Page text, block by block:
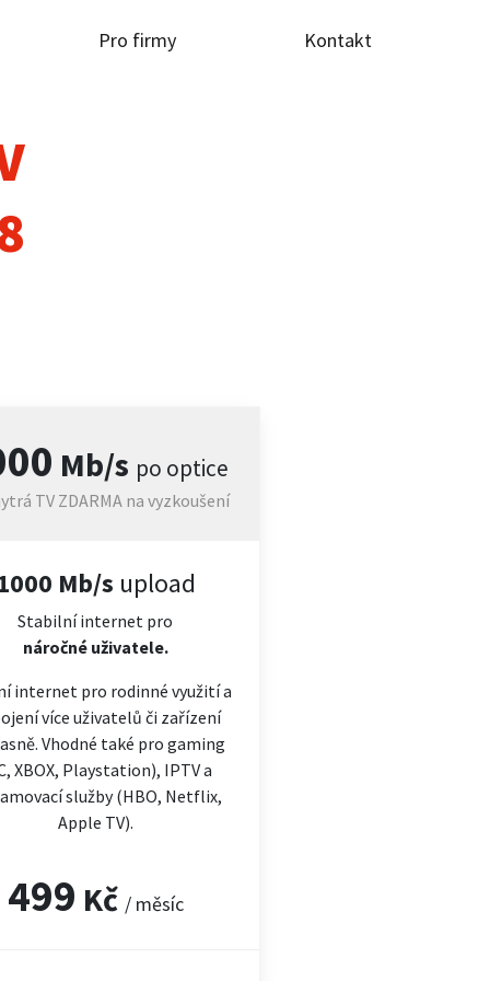
Pro firmy Kontakt
Mb/s po optice
TV ZDARMA na vyzkoušení
Mb/s upload
Stabilní internet pro
náročnéuživatele.
internet pro rodinné využití a
více uživatelů či zařízení
Vhodné také pro gaming
XBOX, Playstation), IPTV a
služby (HBO, Netflix,
Apple TV).
499 Kč / měsíc